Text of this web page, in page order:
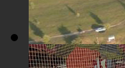
Плажа "Топољар" -